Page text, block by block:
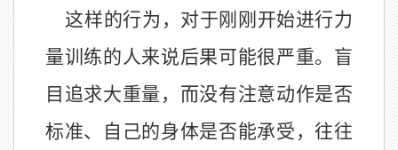
这样的行为，对于刚刚开始进行力
量训练的人来说后果可能很严重。盲
目追求大重量，而没有注意动作是否
标准、自己的身体是否能承受，往往